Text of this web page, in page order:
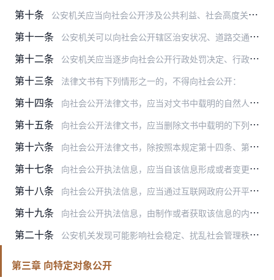
第十条 公安机关应当向社会公开涉及公共利益、社会高度关注的重大案事件调查进展和处理结果，以及打击违法犯罪活动的重大决策和行动。但公开后可能影响国家安全、公共安全、经济安…
第十一条 公安机关可以向社会公开辖区治安状况、道路交通安全形势、安全防范预警等信息。
第十二条 公安机关应当逐步向社会公开行政处罚决定、行政复议结果的生效法律文书。适用简易程序作出的行政处罚决定生效法律文书可以不向社会公开。
第十三条 法律文书有下列情形之一的，不得向社会公开：
第十四条 向社会公开法律文书，应当对文书中载明的自然人姓名作隐名处理，保留姓氏，名字以“某”替代。
第十五条 向社会公开法律文书，应当删除文书中载明的下列信息：
第十六条 向社会公开法律文书，除按照本规定第十四条、第十五条隐匿、删除相关信息外，应当保持与原文书内容一致。
第十七条 向社会公开执法信息，应当自该信息形成或者变更之日起20个工作日内进行。公众需要即时知晓的限制交通措施、交通管制和现场管制的信息，应当即时公开；辖区治安状况、道路…
第十八条 向社会公开执法信息，应当通过互联网政府公开平台进行，同时可以通过公报、发布会、官方微博、移动客户端、自助终端，以及报刊、广播、电视等便于公众知晓的方式公布。
第十九条 向社会公开执法信息，由制作或者获取该信息的内设机构或者派出机构负责。必要时，征求政务公开、法制、保密部门的意见，并经本机关负责人批准。
第二十条 公安机关发现可能影响社会稳定、扰乱社会管理秩序的虚假或者不完整信息，应当在职责范围内及时发布准确信息予以澄清。
第三章 向特定对象公开